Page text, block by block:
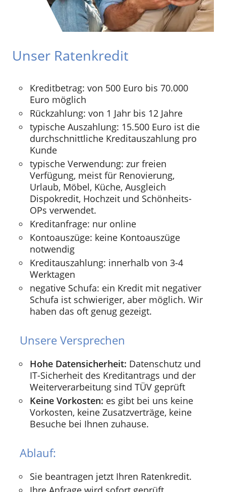
Unser Ratenkredit
Kreditbetrag: von 500 Euro bis 70.000
Euro möglich
Rückzahlung: von 1 Jahr bis 12 Jahre
typische Auszahlung: 15.500 Euro ist die
durchschnittliche Kreditauszahlung pro
Kunde
typische Verwendung: zur freien
Verfügung, meist für Renovierung,
Urlaub, Möbel, Küche, Ausgleich
Dispokredit, Hochzeit und Schönheits-
OPs verwendet.
Kreditanfrage: nur online
Kontoauszüge: keine Kontoauszüge
notwendig
Kreditauszahlung: innerhalb von 3-4
Werktagen
negative Schufa: ein Kredit mit negativer
Schufa ist schwieriger, aber möglich. Wir
haben das oft genug gezeigt.
Unsere Versprechen
Hohe Datensicherheit: Datenschutz und
IT-Sicherheit des Kreditantrags und der
Weiterverarbeitung sind TÜV geprüft
Keine Vorkosten: es gibt bei uns keine
Vorkosten, keine Zusatzverträge, keine
Besuche bei Ihnen zuhause.
Ablauf:
Sie beantragen jetzt Ihren Ratenkredit.